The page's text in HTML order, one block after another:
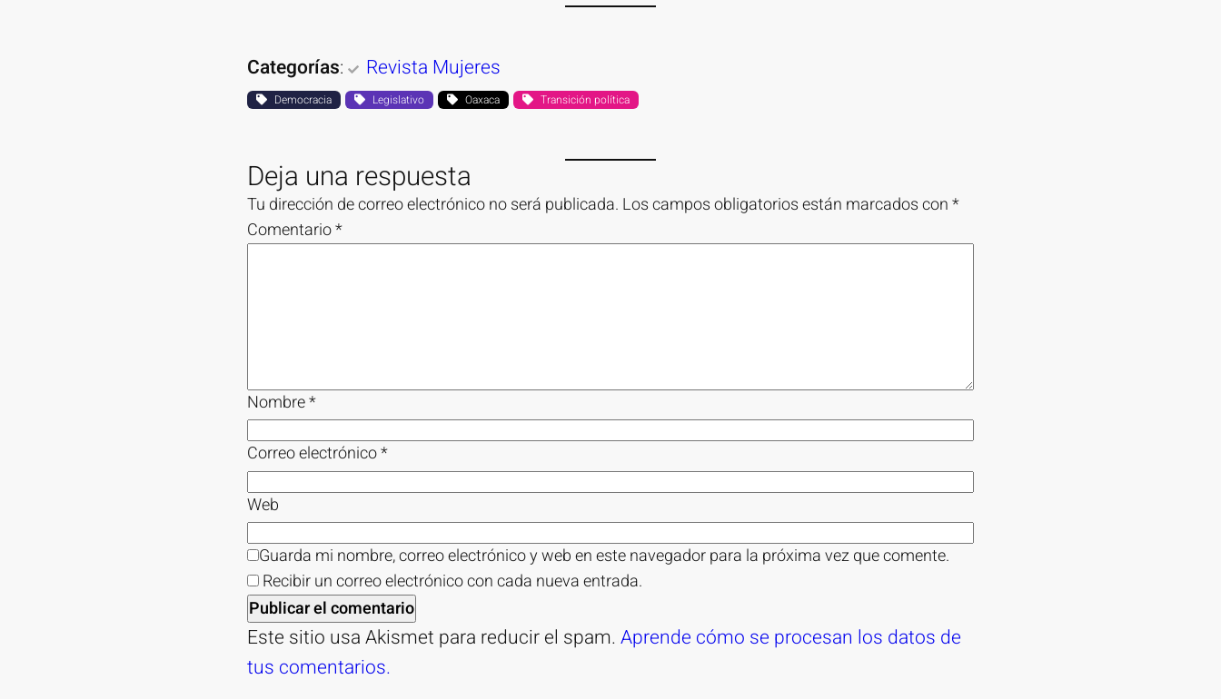
Categorías: Revista Mujeres
Democracia Legislativo Oaxaca Transición política
Deja una respuesta
Tu dirección de correo electrónico no será publicada. Los campos obligatorios están marcados con*
Comentario*
Nombre*
Correo electrónico*
Web
Guarda mi nombre, correo electrónico y web en este navegador para la próxima vez que comente.
Recibir un correo electrónico con cada nueva entrada.
Este sitio usa Akismet para reducir el spam.Aprende cómo se procesan los datos de
tus comentarios.